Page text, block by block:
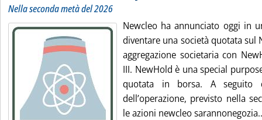
Nella seconda metà del 2026
Newcleo ha annunciato oggi in
diventare una società quotata sul
aggregazione societaria con
III. NewHold è una special
quotata in borsa. A seguito
dell’operazione, previsto nella
le azioni newcleo